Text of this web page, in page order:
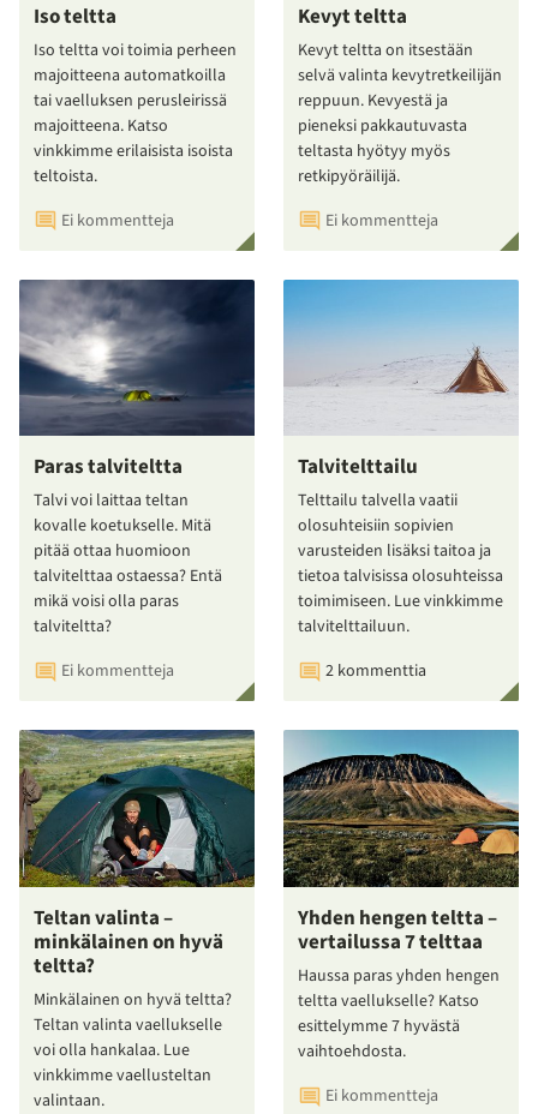
Iso teltta
Iso teltta voi toimia perheen
majoitteena automatkoilla
tai vaelluksen perusleirissä
majoitteena. Katso
vinkkimme erilaisista isoista
teltoista.
Ei kommentteja
Kevyt teltta
Kevyt teltta on itsestään
selvä valinta kevytretkeilijän
reppuun. Kevyestä ja
pieneksi pakkautuvasta
teltasta hyötyy myös
retkipyöräilijä.
Ei kommentteja
Paras talviteltta
Talvi voi laittaa teltan
kovalle koetukselle. Mitä
pitää ottaa huomioon
talvitelttaa ostaessa? Entä
mikä voisi olla paras
talviteltta?
Ei kommentteja
Talvitelttailu
Telttailu talvella vaatii
olosuhteisiin sopivien
varusteiden lisäksi taitoa ja
tietoa talvisissa olosuhteissa
toimimiseen. Lue vinkkimme
talvitelttailuun.
2 kommenttia
Teltan valinta –
minkälainen on hyvä
teltta?
Minkälainen on hyvä teltta?
Teltan valinta vaellukselle
voi olla hankalaa. Lue
vinkkimme vaellusteltan
valintaan.
Yhden hengen teltta –
vertailussa 7 telttaa
Haussa paras yhden hengen
teltta vaellukselle? Katso
esittelymme 7 hyvästä
vaihtoehdosta.
Ei kommentteja